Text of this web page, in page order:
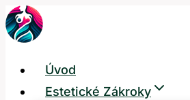
Přeskočit
na
Úvod
Estetické Zákroky